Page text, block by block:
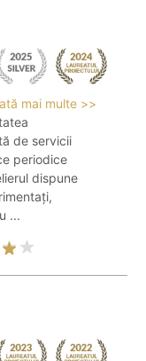
mai multe >>
de servicii
periodice
dispune
...